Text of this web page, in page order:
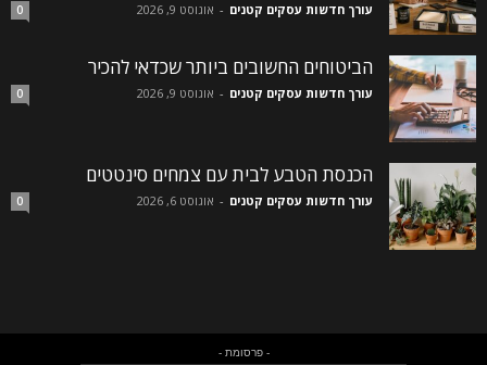
עורך חדשות עסקים קטנים - אוגוסט 9, 2026 0
הביטוחים החשובים ביותר שכדאי להכיר
עורך חדשות עסקים קטנים - אוגוסט 9, 2026 0
הכנסת הטבע לבית עם צמחים סינטטים
עורך חדשות עסקים קטנים - אוגוסט 6, 2026 0
- פרסומת -